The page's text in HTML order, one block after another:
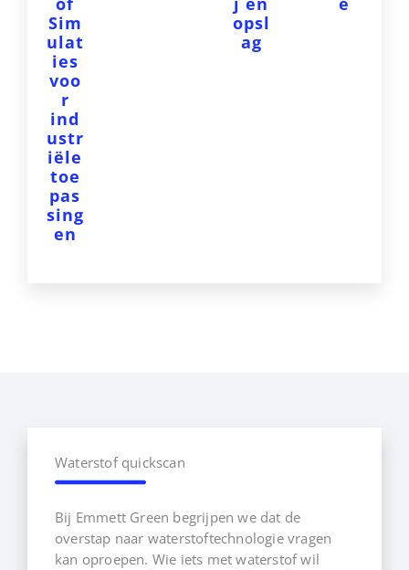
Sim
ulat
ies
voo
r
ind
ustr
iële
toe
pas
sing
en
opsl
ag
Waterstof quickscan
Bij Emmett Green begrijpen we dat de
overstap naar waterstoftechnologie vragen
kan oproepen. Wie iets met waterstof wil